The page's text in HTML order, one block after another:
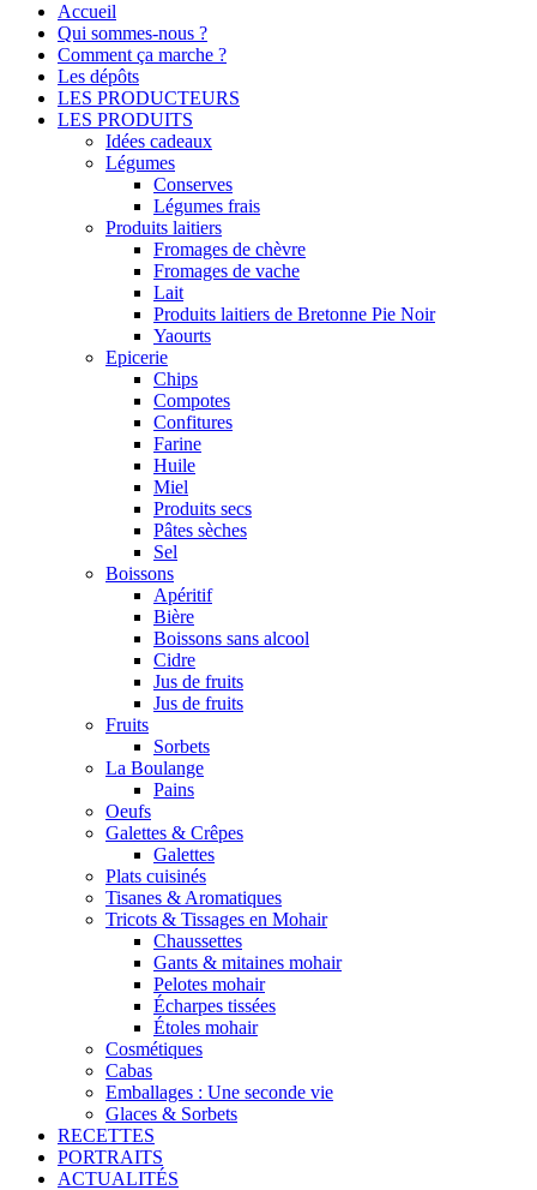
Accueil
Qui sommes-nous ?
Comment ça marche ?
Les dépôts
LES PRODUCTEURS
LES PRODUITS
Idées cadeaux
Légumes
Conserves
Légumes frais
Produits laitiers
Fromages de chèvre
Fromages de vache
Lait
Produits laitiers de Bretonne Pie Noir
Yaourts
Epicerie
Chips
Compotes
Confitures
Farine
Huile
Miel
Produits secs
Pâtes sèches
Sel
Boissons
Apéritif
Bière
Boissons sans alcool
Cidre
Jus de fruits
Jus de fruits
Fruits
Sorbets
La Boulange
Pains
Oeufs
Galettes & Crêpes
Galettes
Plats cuisinés
Tisanes & Aromatiques
Tricots & Tissages en Mohair
Chaussettes
Gants & mitaines mohair
Pelotes mohair
Écharpes tissées
Étoles mohair
Cosmétiques
Cabas
Emballages : Une seconde vie
Glaces & Sorbets
RECETTES
PORTRAITS
ACTUALITÉS